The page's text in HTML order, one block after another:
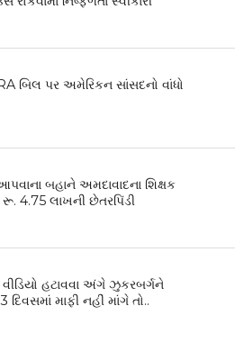
બિલ પર અમેરિકન સાંસદનો વાંધો
બહાને અમદાવાદના શિક્ષક
4.75 લાખની છેતરપિંડી
વીડિયો હટાવવા અંગે ઝુકરબર્ગને
માફી નહીં માંગે તો..